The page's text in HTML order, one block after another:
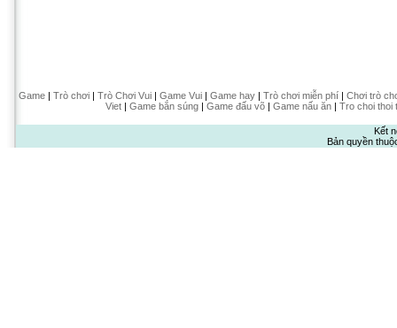
Game| Trò chơi| Trò Chơi Vui| Game Vui| Game hay| Trò chơi miễn phí| Chơi trò
Viet| Game bắn súng| Game đấu võ| Game nấu ăn| Tro choi thoi
Kết
Bản quyền